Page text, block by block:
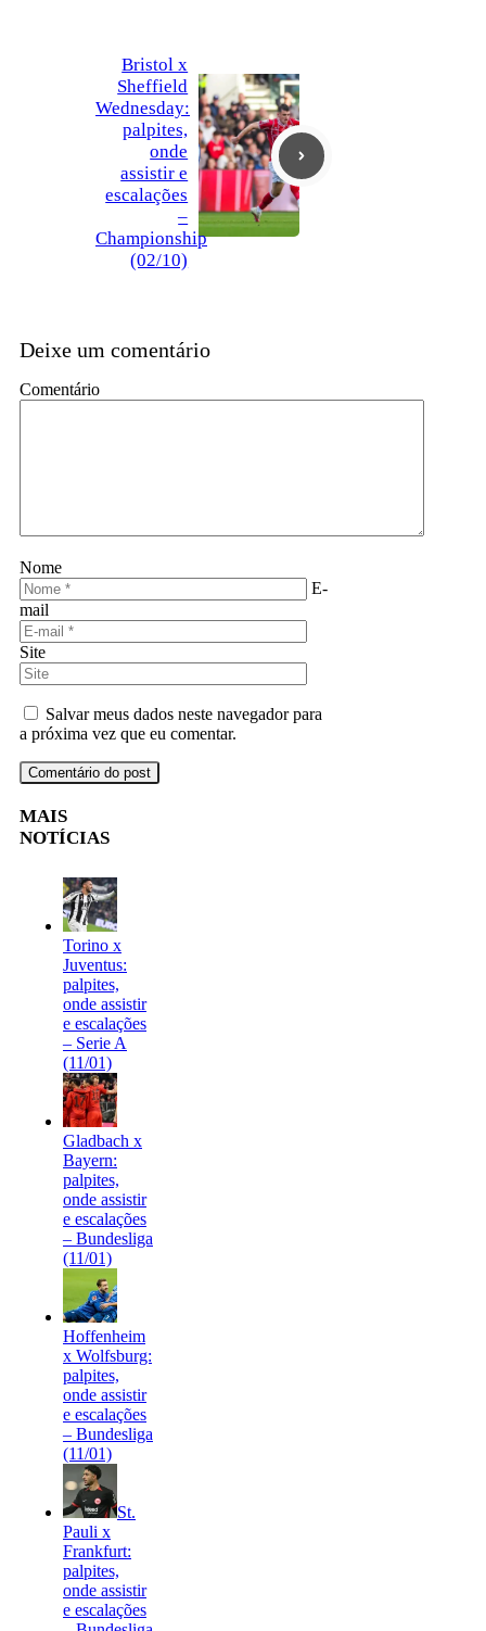
Bristol x
Sheffield
Wednesday:
palpites,
onde
assistir e
escalações
–
Championship
(02/10)
Deixe um comentário
Comentário
Nome
E-
mail
Site
Salvar meus dados neste navegador para
a próxima vez que eu comentar.
MAIS
NOTÍCIAS
Torino x
Juventus:
palpites,
onde assistir
e escalações
– Serie A
(11/01)
Gladbach x
Bayern:
palpites,
onde assistir
e escalações
– Bundesliga
(11/01)
Hoffenheim
x Wolfsburg:
palpites,
onde assistir
e escalações
– Bundesliga
(11/01)
St.
Pauli x
Frankfurt:
palpites,
onde assistir
e escalações